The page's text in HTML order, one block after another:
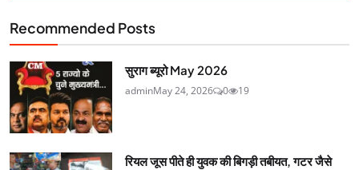
Recommended Posts
सुराग ब्यूरो May 2026
adminMay 24, 2026 0 19
रियल जूस पीते ही युवक की बिगड़ी तबीयत, गटर जैसे